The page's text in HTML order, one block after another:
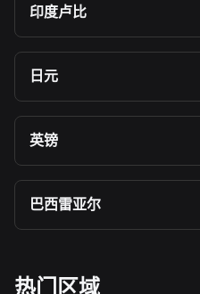
印度卢比
日元
英镑
巴西雷亚尔
热门区域